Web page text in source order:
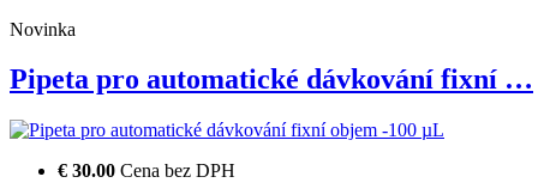
Novinka
Pipeta pro automatické dávkování fixní …
€ 30.00 Cena bez DPH